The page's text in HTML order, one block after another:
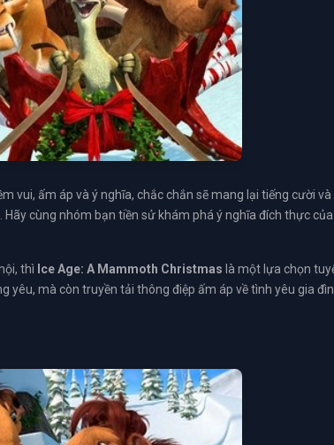
vui, ấm áp và ý nghĩa, chắc chắn sẽ mang lại tiếng cười và
cùng nhóm bạn tiền sử khám phá ý nghĩa đích thực của
thì Ice Age: A Mammoth Christmas là một lựa chọn
yêu, mà còn truyền tải thông điệp ấm áp về tình yêu gia